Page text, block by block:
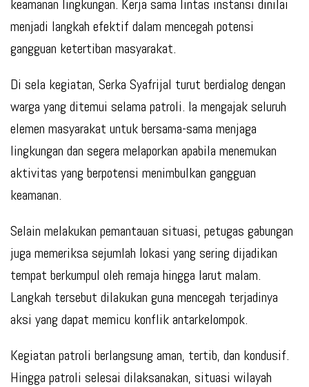
keamanan lingkungan. Kerja sama lintas instansi dinilai
menjadi langkah efektif dalam mencegah potensi
gangguan ketertiban masyarakat.
Di sela kegiatan, Serka Syafrijal turut berdialog dengan
warga yang ditemui selama patroli. Ia mengajak seluruh
elemen masyarakat untuk bersama-sama menjaga
lingkungan dan segera melaporkan apabila menemukan
aktivitas yang berpotensi menimbulkan gangguan
keamanan.
Selain melakukan pemantauan situasi, petugas gabungan
juga memeriksa sejumlah lokasi yang sering dijadikan
tempat berkumpul oleh remaja hingga larut malam.
Langkah tersebut dilakukan guna mencegah terjadinya
aksi yang dapat memicu konflik antarkelompok.
Kegiatan patroli berlangsung aman, tertib, dan kondusif.
Hingga patroli selesai dilaksanakan, situasi wilayah